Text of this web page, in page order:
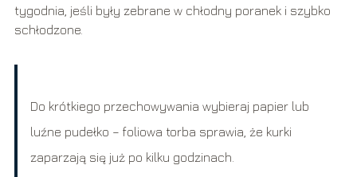
tygodnia, jeśli były zebrane w chłodny poranek i szybko
schłodzone.
Do krótkiego przechowywania wybieraj papier lub
luźne pudełko – foliowa torba sprawia, że kurki
zaparzają się już po kilku godzinach.